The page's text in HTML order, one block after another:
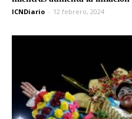
ICNDiario - 12 febrero, 2024